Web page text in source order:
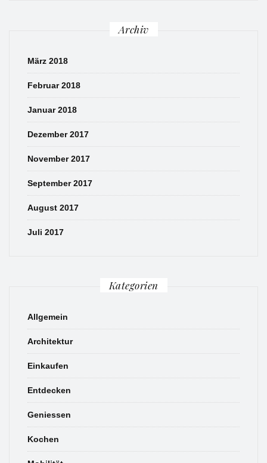
Archiv
März 2018
Februar 2018
Januar 2018
Dezember 2017
November 2017
September 2017
August 2017
Juli 2017
Kategorien
Allgemein
Architektur
Einkaufen
Entdecken
Geniessen
Kochen